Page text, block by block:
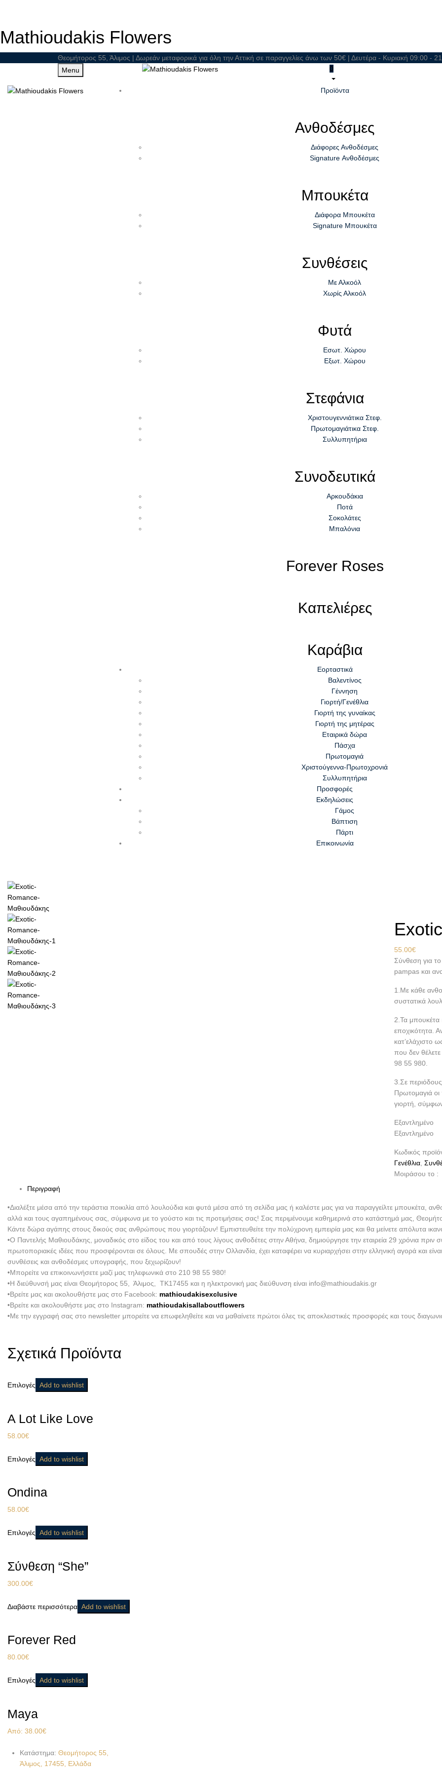
Mathioudakis Flowers
Θεομήτορος 55, Άλιμος | Δωρεάν μεταφορικά για όλη την Αττική σε παραγγελίες άνω των 50€ | Δευτέρα - Κυριακή 09:00
Menu
0
Προϊόντα
Ανθοδέσμες
Διάφορες Ανθοδέσμες
Signature Ανθοδέσμες
Μπουκέτα
Διάφορα Μπουκέτα
Signature Μπουκέτα
Συνθέσεις
Με Αλκοόλ
Χωρίς Αλκοόλ
Φυτά
Εσωτ. Χώρου
Εξωτ. Χώρου
Στεφάνια
Χριστουγεννιάτικα Στεφ.
Πρωτομαγιάτικα Στεφ.
Συλλυπητήρια
Συνοδευτικά
Αρκουδάκια
Ποτά
Σοκολάτες
Μπαλόνια
Forever Roses
Καπελιέρες
Καράβια
Εορταστικά
Βαλεντίνος
Γέννηση
Γιορτή/Γενέθλια
Γιορτή της γυναίκας
Γιορτή της μητέρας
Εταιρικά δώρα
Πάσχα
Πρωτομαγιά
Χριστούγεννα-Πρωτοχρονιά
Συλλυπητήρια
Προσφορές
Εκδηλώσεις
Γάμος
Βάπτιση
Πάρτι
Επικοινωνία
55.00€
Σύνθεση για
pampas και
1.Με κάθε
συστατικά
2.Τα μπουκέτα
εποχικότητα.
κατ’ελάχιστο
που δεν
98 55 980.
3.Σε
Πρωτομαγιά οι
γιορτή,
Εξαντλημένο
Εξαντλημένο
Κωδικός
Γενέθλια,
Μοιράσου το :
Περιγραφή
•Διαλέξτε μέσα από την τεράστια ποικιλία από λουλούδια και φυτά μέσα από τη σελίδα μας ή καλέστε μας για να παραγγείλτε μπουκέτα,
αλλά και τους αγαπημένους σας, σύμφωνα με το γούστο και τις προτιμήσεις σας! Σας περιμένουμε καθημερινά στο κατάστημά μας,
Κάντε δώρα αγάπης στους δικούς σας ανθρώπους που γιορτάζουν! Εμπιστευθείτε την πολύχρονη εμπειρία μας και θα μείνετε απόλυτα
•Ο Παντελής Μαθιουδάκης, μοναδικός στο είδος του και από τους λίγους ανθοδέτες στην Αθήνα, δημιούργησε την εταιρεία 29 χρόνια
πρωτοποριακές ιδέες που προσφέρονται σε όλους. Με σπουδές στην Ολλανδία, έχει καταφέρει να κυριαρχήσει στην ελληνική αγορά και
συνθέσεις και ανθοδέσμες υπογραφής, που ξεχωρίζουν!
•Μπορείτε να επικοινωνήσετε μαζί μας τηλεφωνικά στο 210 98 55 980!
•Η διεύθυνσή μας είναι Θεομήτορος 55, Άλιμος, ΤΚ17455 και η ηλεκτρονική μας διεύθυνση είναι info@mathioudakis.gr
•Βρείτε μας και ακολουθήστε μας στο Facebook: mathioudakisexclusive
•Βρείτε και ακολουθήστε μας στο Instagram: mathioudakisallaboutflowers
•Με την εγγραφή σας στο newsletter μπορείτε να επωφεληθείτε και να μαθαίνετε πρώτοι όλες τις αποκλειστικές προσφορές και τους
Σχετικά Προϊόντα
Επιλογές Add to wishlist
A Lot Like Love
58.00€
Επιλογές Add to wishlist
Ondina
58.00€
Επιλογές Add to wishlist
Σύνθεση “She”
300.00€
Διαβάστε περισσότερα Add to wishlist
Forever Red
80.00€
Επιλογές Add to wishlist
Maya
Από: 38.00€
Κατάστημα: Θεομήτορος 55,
Άλιμος, 17455, Ελλάδα